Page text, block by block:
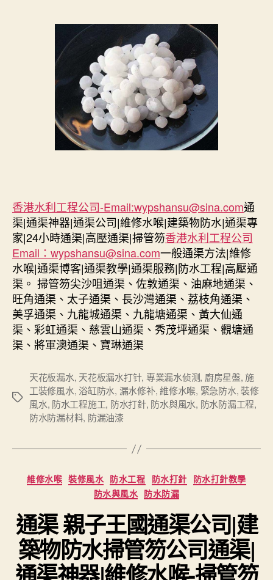
香港水利工程公司-Email:wypshansu@sina.com通
渠|通渠神器|通渠公司|維修水喉|建築物防水|通渠專
家|24小時通渠|高壓通渠|掃管笏香港水利工程公司
Email： wypshansu@sina.com一般通渠方法|維修
水喉|通渠博客|通渠教學|通渠服務|防水工程|高壓通
渠。 掃管笏尖沙咀通渠、佐敦通渠、油麻地通渠、
旺角通渠、太子通渠、長沙灣通渠、荔枝角通渠、
美孚通渠、九龍城通渠、九龍塘通渠、黃大仙通
渠、彩虹通渠、慈雲山通渠、秀茂坪通渠、觀塘通
渠、將軍澳通渠、寶琳通渠
Tags
天花板漏水, 天花板漏水打针, 專業漏水侦测, 廚房星盤,施
工裝修風水, 浴缸防水, 漏水修补,維修水喉, 緊急防水,裝修
風水, 防水工程施工, 防水打針, 防水與風水, 防水防漏工程,
防水防漏材料, 防漏油漆
Categories
維修水喉 裝修風水 防水工程 防水打針 防水打針教學
防水與風水 防水防漏
通渠 親子王國通渠公司|建
築物防水掃管笏公司通渠|